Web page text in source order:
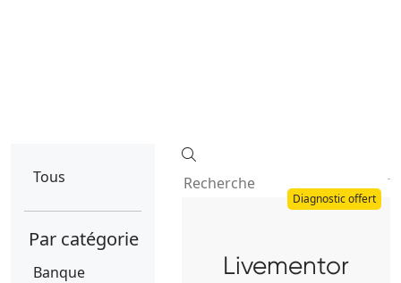
Tous
Par catégorie
Banque
Diagnostic offert
Livementor